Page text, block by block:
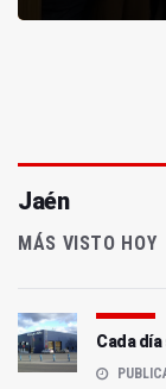
Jaén
MÁS VISTO HOY
Cada